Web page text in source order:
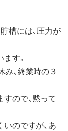
槽には、圧力が
す。
み、終業時の３
ので、黙って
のですが、あ